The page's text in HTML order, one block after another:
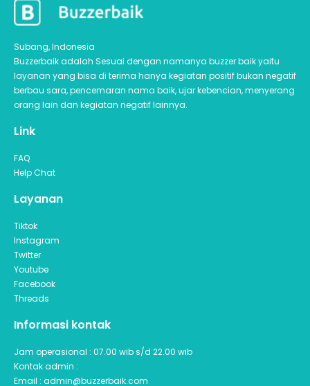
Subang, Indonesia
Buzzerbaik adalah Sesuai dengan namanya buzzer baik yaitu
layanan yang bisa di terima hanya kegiatan positif bukan negatif
berbau sara, pencemaran nama baik, ujar kebencian, menyerang
orang lain dan kegiatan negatif lainnya.
Link
FAQ
Help Chat
Layanan
Tiktok
Instagram
Twitter
Youtube
Facebook
Threads
Informasi kontak
Jam operasional : 07.00 wib s/d 22.00 wib
Kontak admin :
Email : admin@buzzerbaik.com